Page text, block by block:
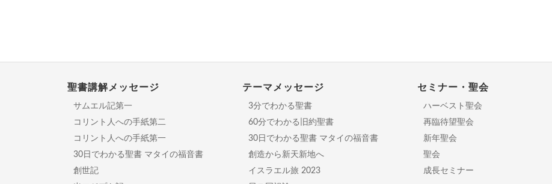
聖書講解メッセージ
サムエル記第一
コリント人への手紙第二
コリント人への手紙第一
30日でわかる聖書 マタイの福音書
創世記
テーマメッセージ
3分でわかる聖書
60分でわかる旧約聖書
30日でわかる聖書 マタイの福音書
創造から新天新地へ
イスラエル旅 2023
セミナー・聖会
ハーベスト聖会
再臨待望聖会
新年聖会
聖会
成長セミナー